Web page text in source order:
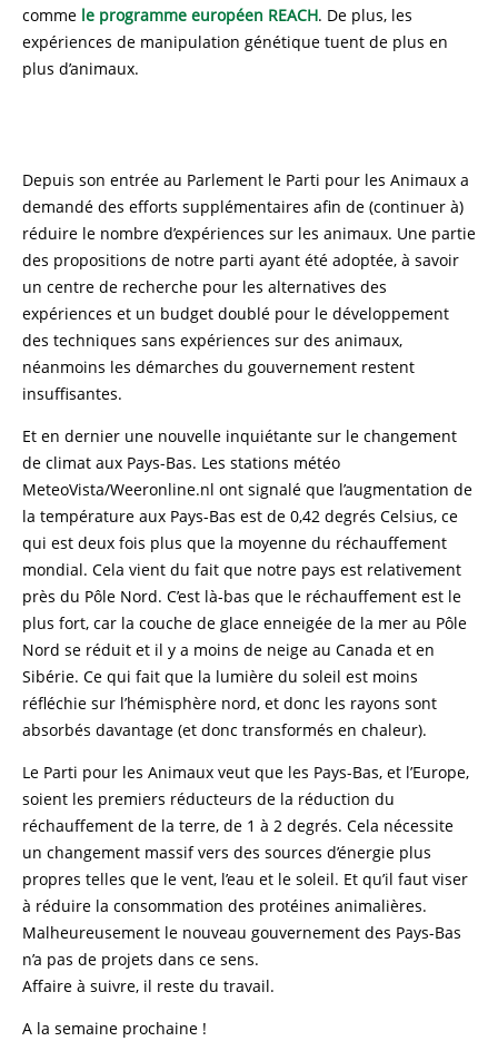
comme le programme européen REACH. De plus, les
expériences de manipulation génétique tuent de plus en
plus d’animaux.
Depuis son entrée au Parlement le Parti pour les Animaux a
demandé des efforts supplémentaires afin de (continuer à)
réduire le nombre d’expériences sur les animaux. Une partie
des propositions de notre parti ayant été adoptée, à savoir
un centre de recherche pour les alternatives des
expériences et un budget doublé pour le développement
des techniques sans expériences sur des animaux,
néanmoins les démarches du gouvernement restent
insuffisantes.
Et en dernier une nouvelle inquiétante sur le changement
de climat aux Pays-Bas. Les stations météo
MeteoVista/Weeronline.nl ont signalé que l’augmentation de
la température aux Pays-Bas est de 0,42 degrés Celsius, ce
qui est deux fois plus que la moyenne du réchauffement
mondial. Cela vient du fait que notre pays est relativement
près du Pôle Nord. C’est là-bas que le réchauffement est le
plus fort, car la couche de glace enneigée de la mer au Pôle
Nord se réduit et il y a moins de neige au Canada et en
Sibérie. Ce qui fait que la lumière du soleil est moins
réfléchie sur l’hémisphère nord, et donc les rayons sont
absorbés davantage (et donc transformés en chaleur).
Le Parti pour les Animaux veut que les Pays-Bas, et l’Europe,
soient les premiers réducteurs de la réduction du
réchauffement de la terre, de 1 à 2 degrés. Cela nécessite
un changement massif vers des sources d’énergie plus
propres telles que le vent, l’eau et le soleil. Et qu’il faut viser
à réduire la consommation des protéines animalières.
Malheureusement le nouveau gouvernement des Pays-Bas
n’a pas de projets dans ce sens.
Affaire à suivre, il reste du travail.
A la semaine prochaine !